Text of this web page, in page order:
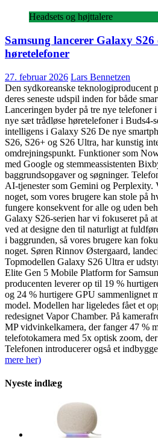
Headsets og højttalere
Samsung lancerer Galaxy
høretelefoner
27. februar 2026 Lars Bennetzen
Den sydkoreanske teknologiproducent
deres seneste udspil inden for både
Lanceringen byder på tre nye telefoner
nye sæt trådløse høretelefoner i Buds4-
intelligens i Galaxy S26 De nye
S26, S26+ og S26 Ultra, har kunstig
omdrejningspunkt. Funktioner som
med Google og stemmeassistenten
baggrundsopgaver og søgninger.
AI-tjenester som Gemini og
noget, som vores brugere kan stole på
fungere konsekvent for alle og uden
Galaxy S26-serien har vi fokuseret på
ved at designe den til naturligt at
i baggrunden, så vores brugere kan
noget. Søren Rinnov Østergaard,
Topmodellen Galaxy S26 Ultra er
Elite Gen 5 Mobile Platform for
producenten leverer op til 19 %
og 24 % hurtigere GPU sammenlignet
model. Modellen har ligeledes fået et
redesignet Vapor Chamber. På
MP vidvinkelkamera, der fanger 47 %
telefotokamera med 5x optisk zoom,
Telefonen introducerer også et
mere her)
Nyeste indlæg